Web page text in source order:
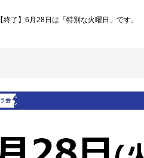
【終了】6月28日は「特別な火曜日」です。